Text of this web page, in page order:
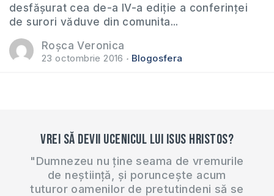
desfășurat cea de-a IV-a ediție a conferinței
de surori văduve din comunita...
Roșca Veronica
23 octombrie 2016 Blogosfera
Vrei să devii ucenicul lui Isus Hristos?
"Dumnezeu nu ține seama de vremurile
de neștiință, și poruncește acum
tuturor oamenilor de pretutindeni să se